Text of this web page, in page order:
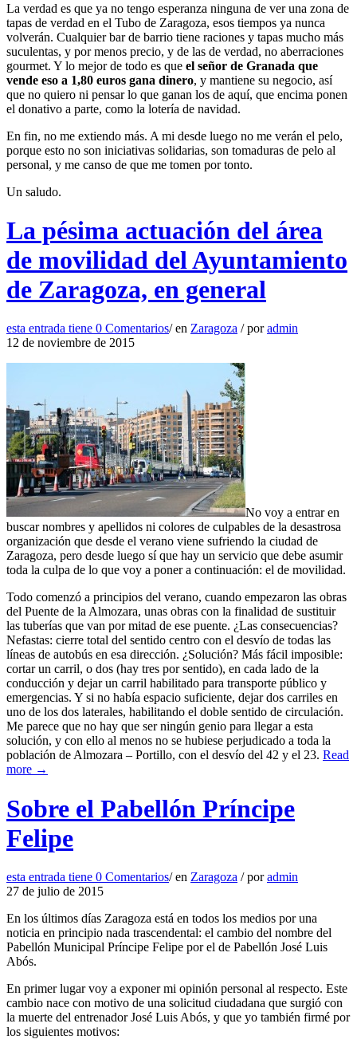
La verdad es que ya no tengo esperanza ninguna de ver una zona de
tapas de verdad en el Tubo de Zaragoza, esos tiempos ya nunca
volverán. Cualquier bar de barrio tiene raciones y tapas mucho más
suculentas, y por menos precio, y de las de verdad, no aberraciones
gourmet. Y lo mejor de todo es que el señor de Granada que
vende eso a 1,80 euros gana dinero, y mantiene su negocio, así
que no quiero ni pensar lo que ganan los de aquí, que encima ponen
el donativo a parte, como la lotería de navidad.
En fin, no me extiendo más. A mi desde luego no me verán el pelo,
porque esto no son iniciativas solidarias, son tomaduras de pelo al
personal, y me canso de que me tomen por tonto.
Un saludo.
La pésima actuación del área
de movilidad del Ayuntamiento
de Zaragoza, en general
esta entrada tiene 0 Comentarios/ en Zaragoza / poradmin
12 de noviembre de 2015
No voy a entrar en
buscar nombres y apellidos ni colores de culpables de la desastrosa
organización que desde el verano viene sufriendo la ciudad de
Zaragoza, pero desde luego sí que hay un servicio que debe asumir
toda la culpa de lo que voy a poner a continuación: el de movilidad.
Todo comenzó a principios del verano, cuando empezaron las obras
del Puente de la Almozara, unas obras con la finalidad de sustituir
las tuberías que van por mitad de ese puente. ¿Las consecuencias?
Nefastas: cierre total del sentido centro con el desvío de todas las
líneas de autobús en esa dirección. ¿Solución? Más fácil imposible:
cortar un carril, o dos (hay tres por sentido), en cada lado de la
conducción y dejar un carril habilitado para transporte público y
emergencias. Y si no había espacio suficiente, dejar dos carriles en
uno de los dos laterales, habilitando el doble sentido de circulación.
Me parece que no hay que ser ningún genio para llegar a esta
solución, y con ello al menos no se hubiese perjudicado a toda la
población de Almozara – Portillo, con el desvío del 42 y el 23. Read
more →
Sobre el Pabellón Príncipe
Felipe
esta entrada tiene 0 Comentarios/ en Zaragoza / poradmin
27 de julio de 2015
En los últimos días Zaragoza está en todos los medios por una
noticia en principio nada trascendental: el cambio del nombre del
Pabellón Municipal Príncipe Felipe por el de Pabellón José Luis
Abós.
En primer lugar voy a exponer mi opinión personal al respecto. Este
cambio nace con motivo de una solicitud ciudadana que surgió con
la muerte del entrenador José Luis Abós, y que yo también firmé por
los siguientes motivos: